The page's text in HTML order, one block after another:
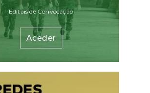
Editais de Convocação
Aceder